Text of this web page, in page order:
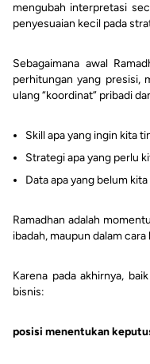
mengubah interpretasi
penyesuaian kecil pada
Sebagaimana awal
perhitungan yang presisi,
ulang “koordinat” pribadi
Skill apa yang ingin kita
Strategi apa yang perlu
Data apa yang belum
Ramadhan adalah
ibadah, maupun dalam
Karena pada akhirnya,
bisnis:
posisi menentukan